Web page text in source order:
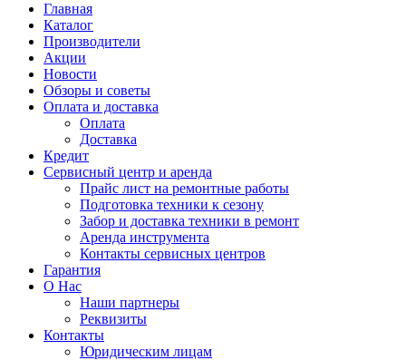
Главная
Каталог
Производители
Акции
Новости
Обзоры и советы
Оплата и доставка
Оплата
Доставка
Кредит
Сервисный центр и аренда
Прайс лист на ремонтные работы
Подготовка техники к сезону
Забор и доставка техники в ремонт
Аренда инструмента
Контакты сервисных центров
Гарантия
О Нас
Наши партнеры
Реквизиты
Контакты
Юридическим лицам